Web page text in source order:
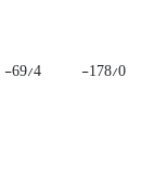
178/0-
69/4-